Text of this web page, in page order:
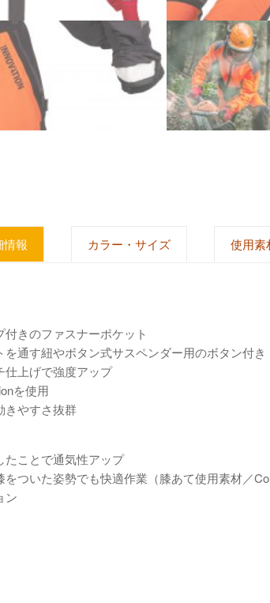
情報 カラー・サイズ 使用素
きのファスナーポケット
通す紐やボタン式サスペンダー用のボタン付き
仕上げで強度アップ
を使用
きやすさ抜群
たことで通気性アップ
ついた姿勢でも快適作業（膝あて使用素材／
ン